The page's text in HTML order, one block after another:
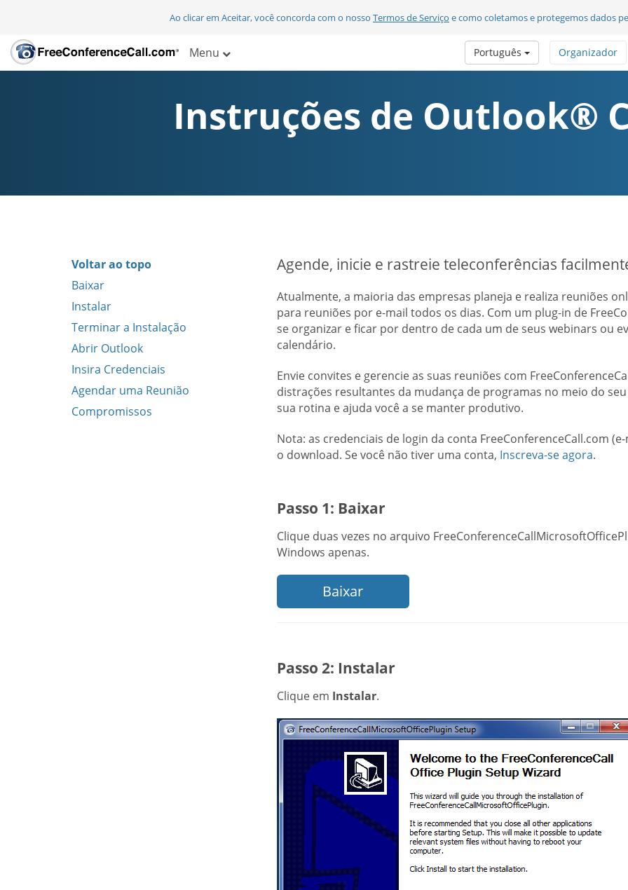
Ao clicar em Aceitar, você concorda com o nosso Termos de Serviço e como coletamos e protegemos dados
Menu Organizador
Português
Instruções de Outlook®
Voltar ao topo
Baixar
Instalar
Terminar a Instalação
Abrir Outlook
Insira Credenciais
Agendar uma Reunião
Compromissos
Agende, inicie e rastreie teleconferências
Atualmente, a maioria das empresas planeja e realiza reuniões
para reuniões por e-mail todos os dias. Com um plug-in de
se organizar e ficar por dentro de cada um de seus webinars ou
calendário.
Envie convites e gerencie as suas reuniões com
distrações resultantes da mudança de programas no meio do
sua rotina e ajuda você a se manter produtivo.
Nota: as credenciais de login da conta FreeConferenceCall.com
o download. Se você não tiver uma conta, Inscreva-se agora.
Passo 1: Baixar
Clique duas vezes no arquivo
Windows apenas.
Baixar
Passo 2: Instalar
Clique em Instalar.